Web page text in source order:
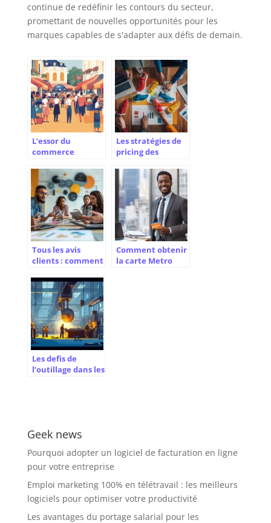
continue de redéfinir les contours du secteur,
promettant de nouvelles opportunités pour les
marques capables de s'adapter aux défis de demain.
L’essor du
commerce
hexagonal :
analyse des
success stories
françaises
Les stratégies de
pricing des
sneakers :
comment les
célébrités
influencent la
fixation des tarifs
Tous les avis
clients : comment
confiance grâce
aux retours
d’expérience
Comment obtenir
la carte Metro
Les defis de
l’outillage dans les
Geek news
Pourquoi adopter un logiciel de facturation en ligne
pour votre entreprise
Emploi marketing 100% en télétravail : les meilleurs
logiciels pour optimiser votre productivité
Les avantages du portage salarial pour les